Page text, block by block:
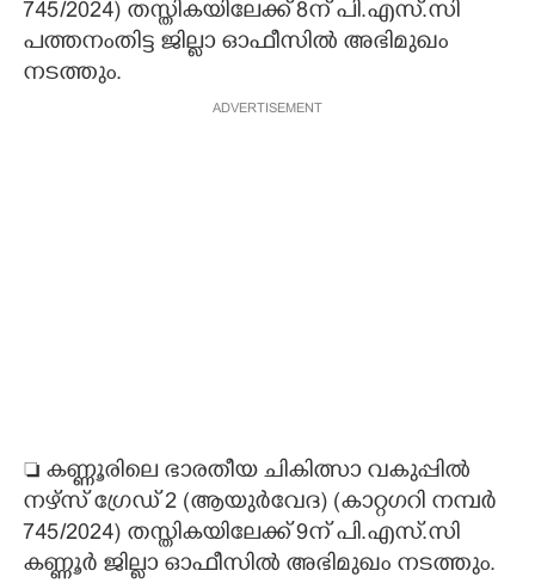
LITERATURE
745/2024) തസ്തികയിലേക്ക് 8ന് പി.എസ്.സി
പത്തനംതിട്ട ജില്ലാ ഓഫീസിൽ അഭിമുഖം
നടത്തും.
ADVERTISEMENT
 കണ്ണൂരിലെ ഭാരതീയ ചികിത്സാ വകുപ്പിൽ
നഴ്സ് ഗ്രേഡ് 2 (ആയുർവേദ) (കാറ്റഗറി നമ്പർ
745/2024) തസ്തികയിലേക്ക് 9ന് പി.എസ്.സി
കണ്ണൂർ ജില്ലാ ഓഫീസിൽ അഭിമുഖം നടത്തും.